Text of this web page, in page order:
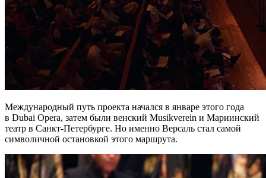
Международный путь проекта начался в январе этого года
в Dubai Opera, затем были венский Musikverein и Мариинский
театр в Санкт-Петербурге. Но именно Версаль стал самой
символичной остановкой этого маршрута.